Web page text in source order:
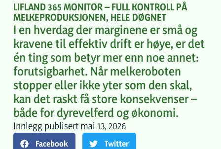
LIFLAND 365 MONITOR – FULL KONTROLL PÅ
MELKEPRODUKSJONEN, HELE DØGNET
I en hverdag der marginene er små og
kravene til effektiv drift er høye, er det
én ting som betyr mer enn noe annet:
forutsigbarhet. Når melkeroboten
stopper eller ikke yter som den skal,
kan det raskt få store konsekvenser –
både for dyrevelferd og økonomi.
Innlegg publisert mai 13, 2026
Facebook Twitter